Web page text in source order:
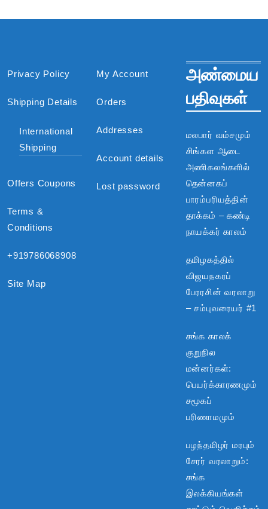
Privacy Policy
Shipping Details
International
Shipping
Offers Coupons
Terms &
Conditions
+919786068908
Site Map
My Account
Orders
Addresses
Account details
Lost password
அண்மைய
பதிவுகள்
மலபார் வம்சமும்
சிங்கள ஆடை
அணிகலங்களில்
தென்னகப்
பாரம்பரியத்தின்
தாக்கம் – கண்டி
நாயக்கர் காலம்
தமிழகத்தில்
விஜயநகரப்
பேரரசின் வரலாறு
– சம்புவரையர் #1
சங்க காலக்
குறுநில
மன்னர்கள்:
பெயர்க்காரணமும்
சமூகப்
பரிணாமமும்
பழந்தமிழர் மரபும்
சேரர் வரலாறும்:
சங்க
இலக்கியங்கள்